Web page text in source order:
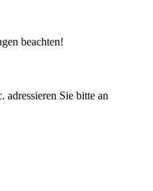
beachten!
adressieren Sie bitte an